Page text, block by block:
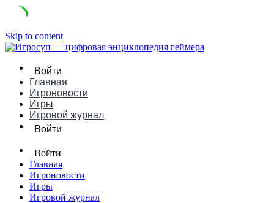
Skip to content
Войти
Главная
Игроновости
Игры
Игровой журнал
Войти
Войти
Главная
Игроновости
Игры
Игровой журнал